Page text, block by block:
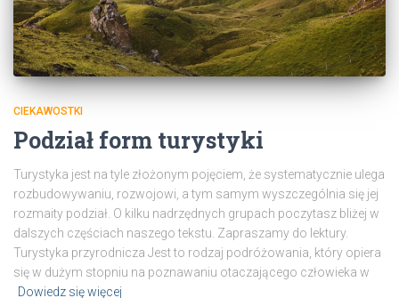
CIEKAWOSTKI
Podział form turystyki
Turystyka jest na tyle złożonym pojęciem, że systematycznie ulega
rozbudowywaniu, rozwojowi, a tym samym wyszczególnia się jej
rozmaity podział. O kilku nadrzędnych grupach poczytasz bliżej w
dalszych częściach naszego tekstu. Zapraszamy do lektury.
Turystyka przyrodnicza Jest to rodzaj podróżowania, który opiera
się w dużym stopniu na poznawaniu otaczającego człowieka w
Dowiedz się więcej